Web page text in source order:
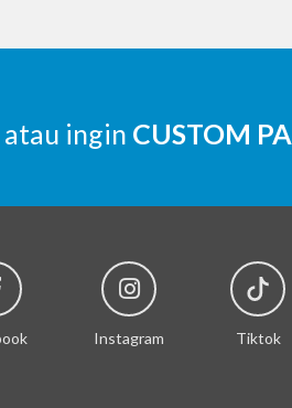
atau ingin CUSTOM
Instagram Tiktok